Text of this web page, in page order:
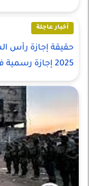
أخبار عاجلة
حقيقة إجازة رأس
2025 إجازة رسمية فى مصر؟